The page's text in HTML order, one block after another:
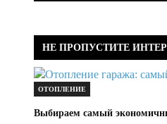
НЕ ПРОПУСТИТЕ
ОТОПЛЕНИЕ
Выбираем самый